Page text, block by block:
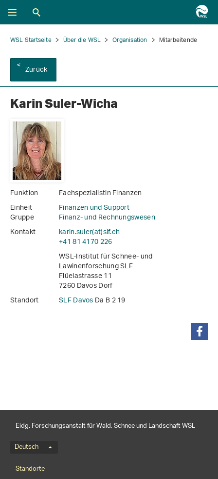
WSL Startseite Über die WSL Organisation Mitarbeitende
Zurück
Karin Suler-Wicha
Funktion
Fachspezialistin Finanzen
Einheit
Finanzen und Support
Gruppe
Finanz- und Rechnungswesen
Kontakt
karin.suler(at)slf.ch
+41 81 4170 226
WSL-Institut für Schnee- und
Lawinenforschung SLF
Flüelastrasse 11
7260 Davos Dorf
Standort
SLF DavosDa B 2 19
Eidg. Forschungsanstalt für Wald, Schnee und Landschaft WSL
Sprachmenü
Deutsch
Footernavigation
Standorte